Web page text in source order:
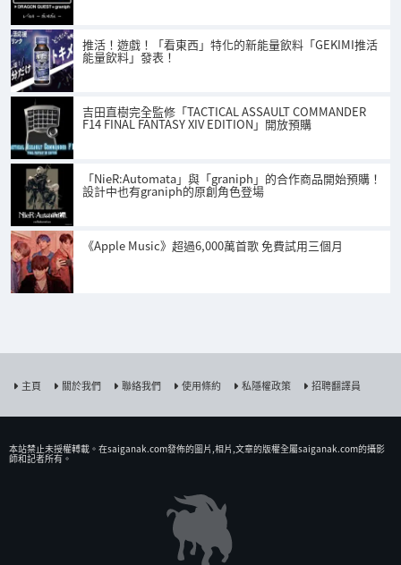
推活！遊戲！「看東西」特化的新能量飲料「GEKIMI推活
能量飲料」發表！
吉田直樹完全監修「TACTICAL ASSAULT COMMANDER
F14 FINAL FANTASY XIV EDITION」開放預購
「NieR:Automata」與「graniph」的合作商品開始預購！
設計中也有graniph的原創角色登場
《Apple Music》超過6,000萬首歌 免費試用三個月
主頁 關於我們 聯絡我們 使用條約 私隱權政策 招聘翻譯員
本站禁止未授權𨍭載。在saiganak.com發佈的圖片,相片,文章的版權全屬saiganak.com的攝影
師和記者所有。